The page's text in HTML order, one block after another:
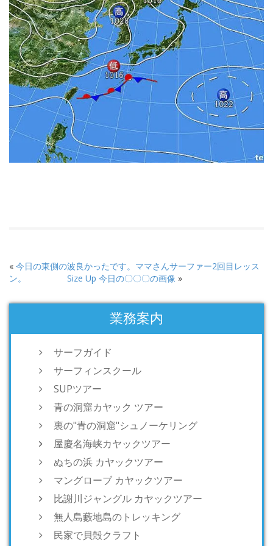
« 今日の東側の波良かったです。ママさんサーファー2回目レッス
ン。
Size Up 今日の〇〇〇の画像»
業務案内
サーフガイド
サーフィンスクール
SUPツアー
青の洞窟カヤック ツアー
裏の"青の洞窟"シュノーケリング
屋慶名海峡カヤックツアー
ぬちの浜 カヤックツアー
マングローブ カヤックツアー
比謝川ジャングル カヤックツアー
無人島藪地島のトレッキング
民家で貝殻クラフト